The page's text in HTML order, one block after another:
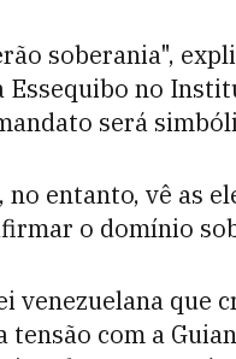
soberania",
Essequibo no
será
entanto, vê as
o domínio
venezuelana que
tensão com a